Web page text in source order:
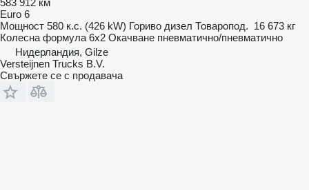
Euro 6
Мощност 580 к.с. (426 kW) Гориво дизел Товаропод. 16 673 кг
Колесна формула 6x2 Окачване пневматично/пневматично
Нидерландия, Gilze
Versteijnen Trucks B.V.
Свържете се с продавача